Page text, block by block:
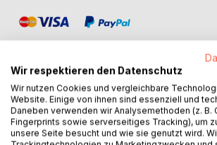
BESCHREIBUNG
Doodle Pip ist begeistert, als ein
Wir respektieren den Datenschutz
Wir nutzen Cookies und vergleichbare
Website. Einige von ihnen sind essenziell und
Daneben verwenden wir Analysemethoden (z. B.
Fingerprints sowie serverseitiges Tracking), um
unsere Seite besucht und wie sie genutzt wird.